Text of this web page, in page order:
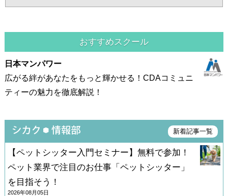
おすすめスクール
日本マンパワー
広がる絆があなたをもっと輝かせる！CDAコミュニ
ティーの魅力を徹底解説！
新着記事一覧
【ペットシッター入門セミナー】無料で参加！
ペット業界で注目のお仕事「ペットシッター」
を目指そう！
2026年08月05日